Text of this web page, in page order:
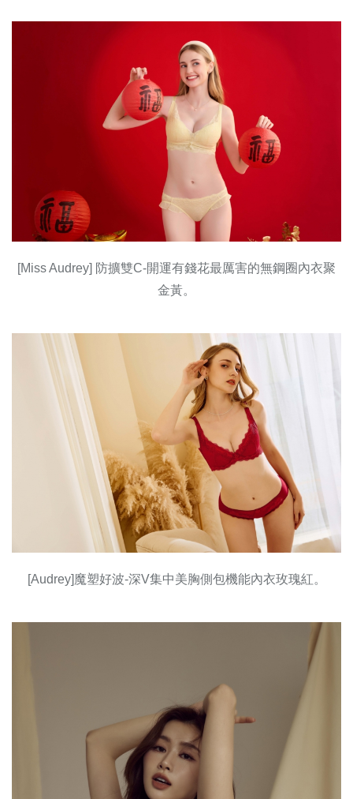
[Miss Audrey] 防擴雙C-開運有錢花最厲害的無鋼圈內衣聚
金黃。
[Audrey]魔塑好波-深V集中美胸側包機能內衣玫瑰紅。